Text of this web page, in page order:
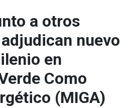
a otros
nuevo
en
Como
(MIGA)